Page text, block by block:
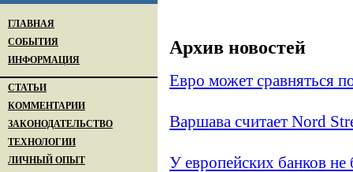
ГЛАВНАЯ
СОБЫТИЯ
ИНФОРМАЦИЯ
СТАТЬИ
КОММЕНТАРИИ
ЗАКОНОДАТЕЛЬСТВО
ТЕХНОЛОГИИ
ЛИЧНЫЙ ОПЫТ
Архив новостей
Евро может сравняться
Варшава считает Nord
У европейских банков не